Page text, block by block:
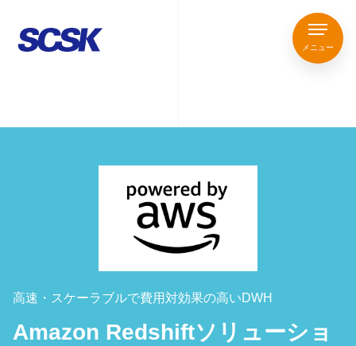
メニュー
高速・スケーラブルで費用対効果の高いDWH
Amazon Redshiftソリューショ